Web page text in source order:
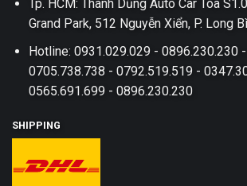
Tp. HCM: Thành Dũng Auto Car Tòa
Grand Park, 512 Nguyễn Xiển, P. Long
Hotline: 0931.029.029 - 0896.230.230
0705.738.738 - 0792.519.519 -
0565.691.699 - 0896.230.230
SHIPPING